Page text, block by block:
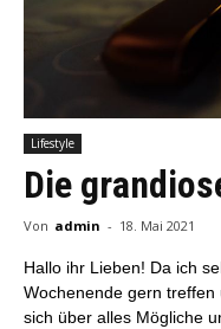
Lifestyle
Die
Von admin - 18. Mai 2021
Hallo ihr Lieben! Da ich
Wochenende gern
sich über alles Mögliche